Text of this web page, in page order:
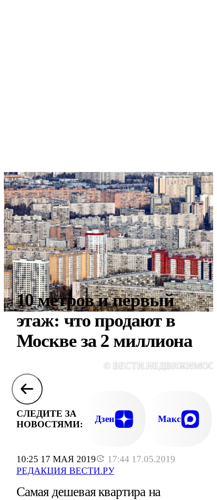
10:25 17 МАЯ 2019
17:44 17.05.2019
РЕДАКЦИЯ ВЕСТИ.РУ
10 метров и первый
этаж: что продают в
Москве за 2 миллиона
©
СЛЕДИТЕ ЗА
НОВОСТЯМИ:
Дзен Макс
Самая дешевая квартира на